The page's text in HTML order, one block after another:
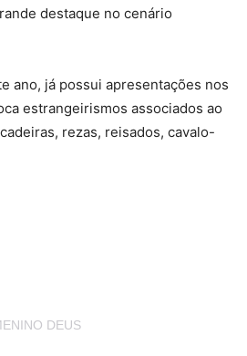
destaque no cenário
ano, já possui apresentações nos
estrangeirismos associados ao
rezas, reisados, cavalo-
DEUS